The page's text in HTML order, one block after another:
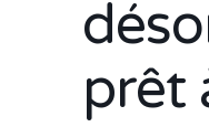
prêt